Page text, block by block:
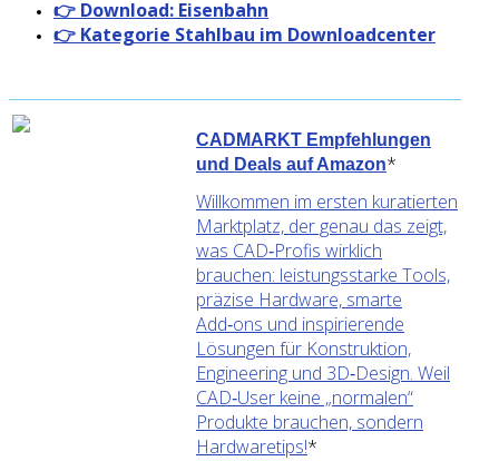
👉 Download: Eisenbahn
👉 Kategorie Stahlbau im Downloadcenter
CADMARKT Empfehlungen
und Deals auf Amazon*
Willkommen im ersten kuratierten
Marktplatz, der genau das zeigt,
was CAD‑Profis wirklich
brauchen: leistungsstarke Tools,
präzise Hardware, smarte
Add‑ons und inspirierende
Lösungen für Konstruktion,
Engineering und 3D‑Design. Weil
CAD‑User keine „normalen“
Produkte brauchen, sondern
Hardwaretips!*